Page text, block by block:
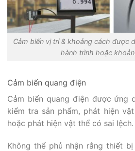
Cảm biến vị trí & khoảng cách được
hành trình hoặc
Cảm biến quang điện
Cảm biến quang điện được ứng
kiểm tra sản phẩm, phát hiện
hoặc phát hiện vật thể có sai lệch.
Không thể phủ nhận rằng thiết